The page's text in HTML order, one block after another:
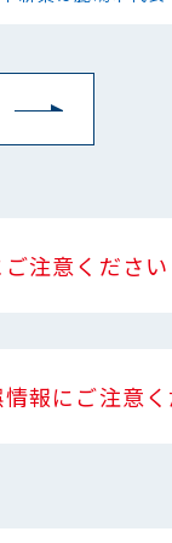
注意ください
報にご注意